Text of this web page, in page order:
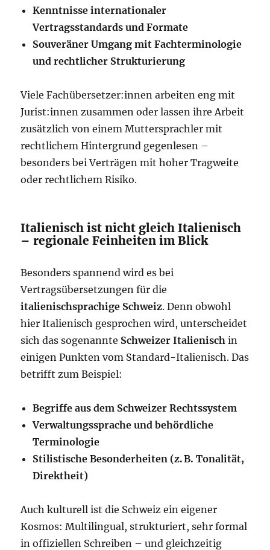
Kenntnisse internationaler
Vertragsstandards und Formate
Souveräner Umgang mit Fachterminologie
und rechtlicher Strukturierung
Viele Fachübersetzer:innen arbeiten eng mit
Jurist:innen zusammen oder lassen ihre Arbeit
zusätzlich von einem Muttersprachler mit
rechtlichem Hintergrund gegenlesen –
besonders bei Verträgen mit hoher Tragweite
oder rechtlichem Risiko.
Italienisch ist nicht gleich Italienisch
– regionale Feinheiten im Blick
Besonders spannend wird es bei
Vertragsübersetzungen für die
italienischsprachige Schweiz. Denn obwohl
hier Italienisch gesprochen wird, unterscheidet
sich das sogenannte Schweizer Italienisch in
einigen Punkten vom Standard-Italienisch. Das
betrifft zum Beispiel:
Begriffe aus dem Schweizer Rechtssystem
Verwaltungssprache und behördliche
Terminologie
Stilistische Besonderheiten (z. B. Tonalität,
Direktheit)
Auch kulturell ist die Schweiz ein eigener
Kosmos: Multilingual, strukturiert, sehr formal
in offiziellen Schreiben – und gleichzeitig